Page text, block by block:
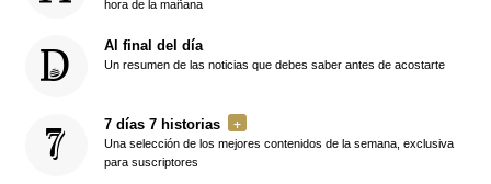
hora de la mañana
Al final del día
Un resumen de las noticias que debes saber antes de acostarte
7 días 7 historias
Una selección de los mejores contenidos de la semana, exclusiva
para suscriptores